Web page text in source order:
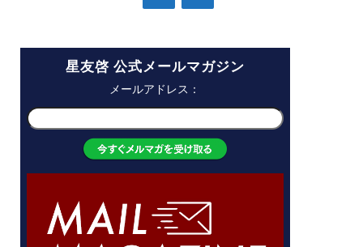
星友啓 公式メールマガジン
メールアドレス：